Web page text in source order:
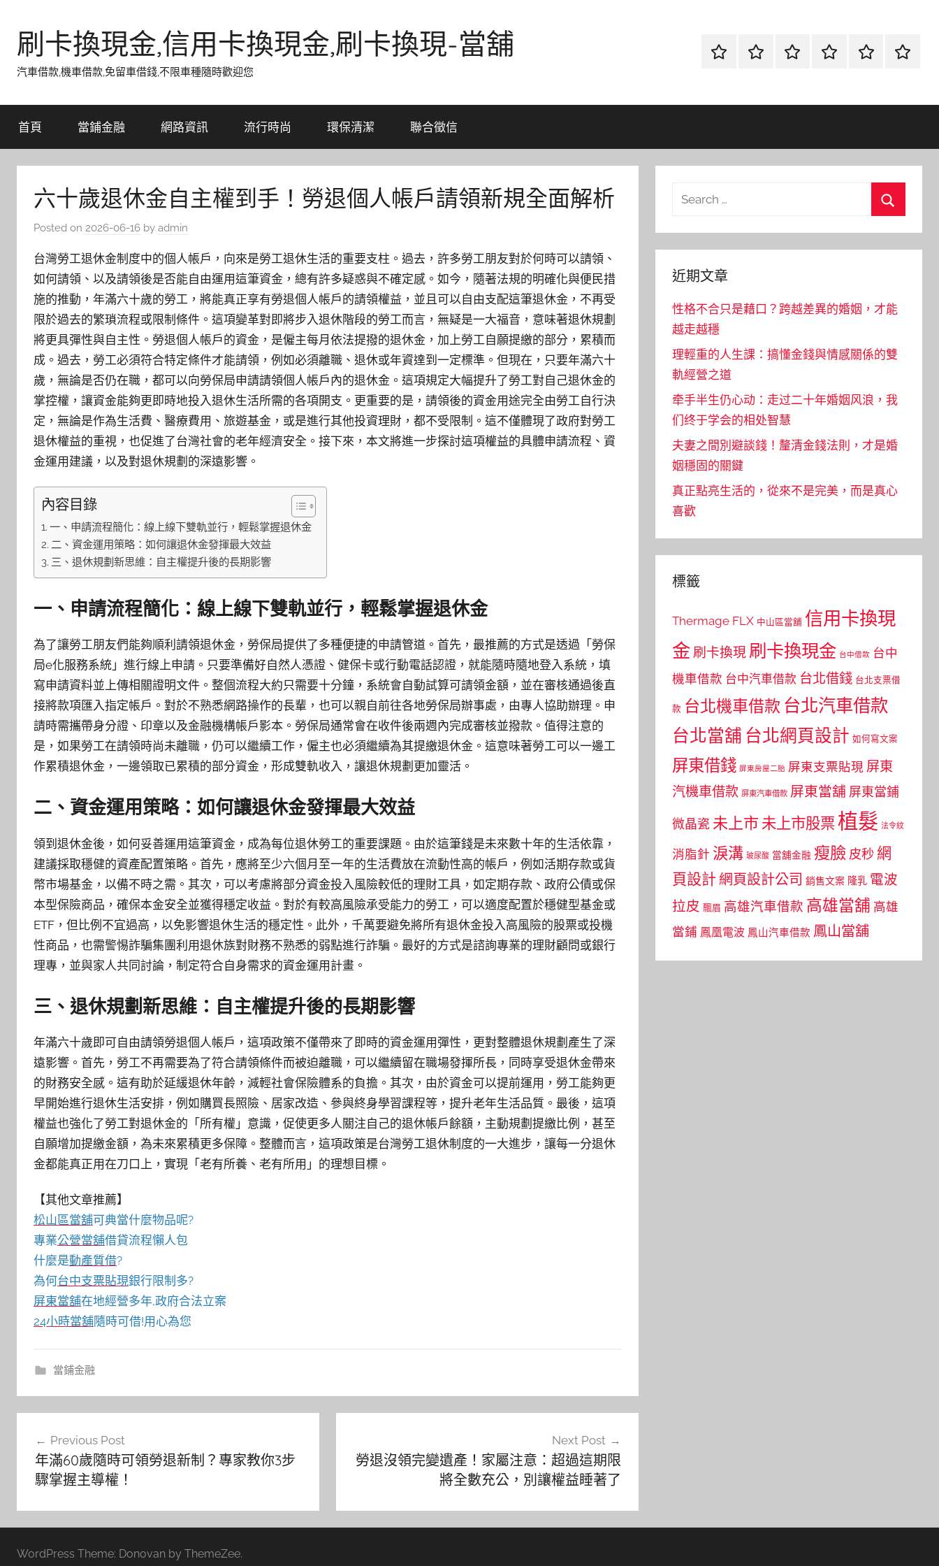
content刷卡換現金,信用卡換現金,刷卡換現-當舖
汽車借款,機車借款,免留車借錢,不限車種隨時歡迎您
首
當
網
流
環
聯
首頁 當鋪金融 網路資訊 流行時尚 環保清潔 聯合徵信
六十歲退休金自主權到手！勞退個人帳戶請領新規全面解析
Posted on 2026-06-16 by admin
台灣勞工退休金制度中的個人帳戶，向來是勞工退休生活的重要支柱。過去，許多勞工朋友對於何時可以請領、
如何請領、以及請領後是否能自由運用這筆資金，總有許多疑惑與不確定感。如今，隨著法規的明確化與便民措
施的推動，年滿六十歲的勞工，將能真正享有勞退個人帳戶的請領權益，並且可以自由支配這筆退休金，不再受
限於過去的繁瑣流程或限制條件。這項變革對即將步入退休階段的勞工而言，無疑是一大福音，意味著退休規劃
將更具彈性與自主性。勞退個人帳戶的資金，是僱主每月依法提撥的退休金，加上勞工自願提繳的部分，累積而
成。過去，勞工必須符合特定條件才能請領，例如必須離職、退休或年資達到一定標準。但現在，只要年滿六十
歲，無論是否仍在職，都可以向勞保局申請請領個人帳戶內的退休金。這項規定大幅提升了勞工對自己退休金的
掌控權，讓資金能夠更即時地投入退休生活所需的各項開支。更重要的是，請領後的資金用途完全由勞工自行決
定，無論是作為生活費、醫療費用、旅遊基金，或是進行其他投資理財，都不受限制。這不僅體現了政府對勞工
退休權益的重視，也促進了台灣社會的老年經濟安全。接下來，本文將進一步探討這項權益的具體申請流程、資
金運用建議，以及對退休規劃的深遠影響。
內容目錄
一、申請流程簡化：線上線下雙軌並行，輕鬆掌握退休金
二、資金運用策略：如何讓退休金發揮最大效益
三、退休規劃新思維：自主權提升後的長期影響
一、申請流程簡化：線上線下雙軌並行，輕鬆掌握退休金
為了讓勞工朋友們能夠順利請領退休金，勞保局提供了多種便捷的申請管道。首先，最推薦的方式是透過「勞保
局e化服務系統」進行線上申請。只要準備好自然人憑證、健保卡或行動電話認證，就能隨時隨地登入系統，填
寫申請資料並上傳相關證明文件。整個流程大約只需要十分鐘，系統會自動試算可請領金額，並在審核通過後直
接將款項匯入指定帳戶。對於不熟悉網路操作的長輩，也可以親自前往各地勞保局辦事處，由專人協助辦理。申
請時需攜帶身分證、印章以及金融機構帳戶影本。勞保局通常會在收件後兩週內完成審核並撥款。值得注意的
是，如果勞工在請領時尚未離職，仍可以繼續工作，僱主也必須繼續為其提繳退休金。這意味著勞工可以一邊工
作累積退休金，一邊領取已累積的部分資金，形成雙軌收入，讓退休規劃更加靈活。
二、資金運用策略：如何讓退休金發揮最大效益
領到退休金後，如何妥善運用這筆資金，成為每位退休勞工的重要課題。由於這筆錢是未來數十年的生活依靠，
建議採取穩健的資產配置策略。首先，應將至少六個月至一年的生活費放在流動性高的帳戶，例如活期存款或貨
幣市場基金，以備不時之需。其次，可以考慮將部分資金投入風險較低的理財工具，如定期存款、政府公債或保
本型保險商品，確保本金安全並獲得穩定收益。對於有較高風險承受能力的勞工，可以適度配置於穩健型基金或
ETF，但比例不宜過高，以免影響退休生活的穩定性。此外，千萬要避免將所有退休金投入高風險的股票或投機
性商品，也需警惕詐騙集團利用退休族對財務不熟悉的弱點進行詐騙。最好的方式是諮詢專業的理財顧問或銀行
理專，並與家人共同討論，制定符合自身需求的資金運用計畫。
三、退休規劃新思維：自主權提升後的長期影響
年滿六十歲即可自由請領勞退個人帳戶，這項政策不僅帶來了即時的資金運用彈性，更對整體退休規劃產生了深
遠影響。首先，勞工不再需要為了符合請領條件而被迫離職，可以繼續留在職場發揮所長，同時享受退休金帶來
的財務安全感。這有助於延緩退休年齡，減輕社會保險體系的負擔。其次，由於資金可以提前運用，勞工能夠更
早開始進行退休生活安排，例如購買長照險、居家改造、參與終身學習課程等，提升老年生活品質。最後，這項
權益也強化了勞工對退休金的「所有權」意識，促使更多人關注自己的退休帳戶餘額，主動規劃提繳比例，甚至
自願增加提繳金額，為未來累積更多保障。整體而言，這項政策是台灣勞工退休制度的一大進步，讓每一分退休
金都能真正用在刀口上，實現「老有所養、老有所用」的理想目標。
【其他文章推薦】
松山區當舖可典當什麼物品呢?
專業公營當舖借貸流程懶人包
什麼是動產質借?
為何台中支票貼現銀行限制多?
屏東當舖在地經營多年,政府合法立案
24小時當舖隨時可借!用心為您
當鋪金融
Previous Post
年滿60歲隨時可領勞退新制？專家教你3步
驟掌握主導權！
Next Post
勞退沒領完變遺產！家屬注意：超過這期限
將全數充公，別讓權益睡著了
Search
近期文章
性格不合只是藉口？跨越差異的婚姻，才能
越走越穩
理輕重的人生課：搞懂金錢與情感關係的雙
軌經營之道
牵手半生仍心动：走过二十年婚姻风浪，我
们终于学会的相处智慧
夫妻之間別避談錢！釐清金錢法則，才是婚
姻穩固的關鍵
真正點亮生活的，從來不是完美，而是真心
喜歡
標籤
Thermage FLX 中山區當舖 信用卡換現
金 刷卡換現 刷卡換現金 台中借款 台中
機車借款 台中汽車借款 台北借錢 台北支票借
款 台北機車借款 台北汽車借款
台北當舖 台北網頁設計 如何寫文案
屏東借錢 屏東房屋二胎 屏東支票貼現 屏東
汽機車借款 屏東汽車借款 屏東當舖 屏東當鋪
微晶瓷 未上市 未上市股票植髮 法令紋
消脂針 淚溝 玻尿酸 當舖金融 瘦臉 皮秒 網
頁設計 網頁設計公司 銷售文案 隆乳 電波
拉皮 飄眉 高雄汽車借款 高雄當舖 高雄
當鋪 鳳凰電波 鳳山汽車借款 鳳山當舖
WordPress Theme: Donovan by ThemeZee.